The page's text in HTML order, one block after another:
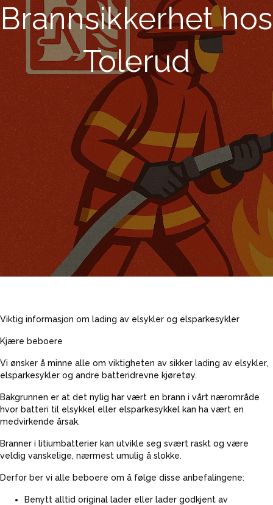
Brannsikkerhet hos
Tolerud
Viktig informasjon om lading av elsykler og elsparkesykler
Kjære beboere
Vi ønsker å minne alle om viktigheten av sikker lading av elsykler,
elsparkesykler og andre batteridrevne kjøretøy.
Bakgrunnen er at det nylig har vært en brann i vårt nærområde
hvor batteri til elsykkel eller elsparkesykkel kan ha vært en
medvirkende årsak.
Branner i litiumbatterier kan utvikle seg svært raskt og være
veldig vanskelige, nærmest umulig å slokke.
Derfor ber vi alle beboere om å følge disse anbefalingene:
Benytt alltid original lader eller lader godkjent av